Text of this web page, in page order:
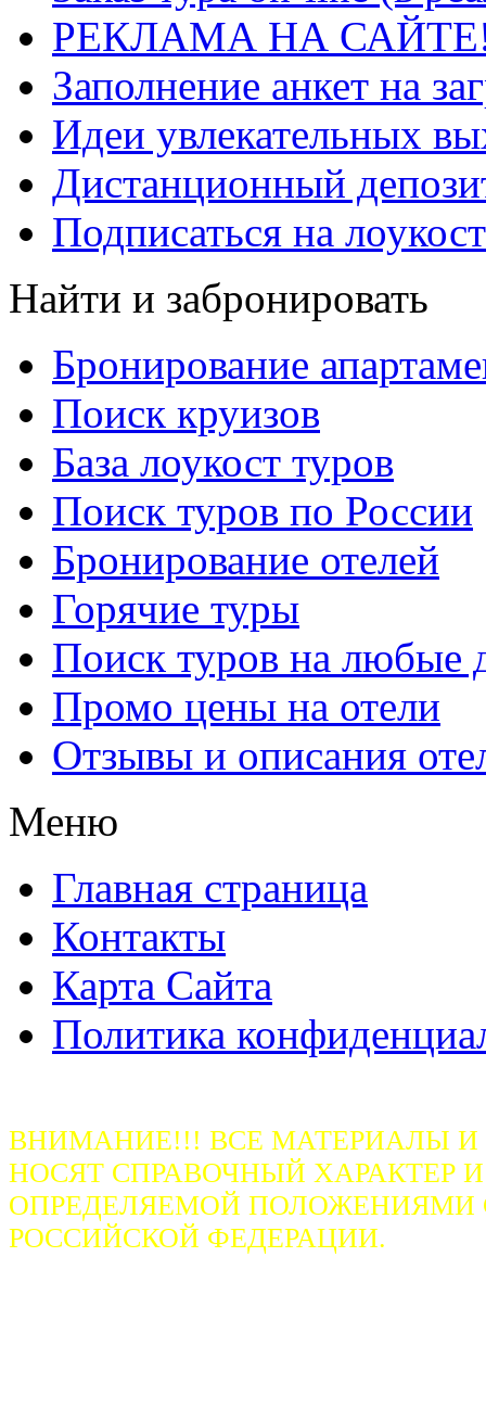
РЕКЛАМА НА
Заполнение анкет на
Идеи увлекательных
Дистанционный
Подписаться на
Найти и забронировать
Бронирование
Поиск круизов
База лоукост туров
Поиск туров по России
Бронирование отелей
Горячие туры
Поиск туров на любые
Промо цены на отели
Отзывы и описания
Меню
Главная страница
Контакты
Карта Сайта
Политика
ВНИМАНИЕ!!! ВСЕ МАТЕРИАЛЫ
НОСЯТ СПРАВОЧНЫЙ ХАРАКТЕР
ОПРЕДЕЛЯЕМОЙ ПОЛОЖЕНИЯМИ
РОССИЙСКОЙ ФЕДЕРАЦИИ.